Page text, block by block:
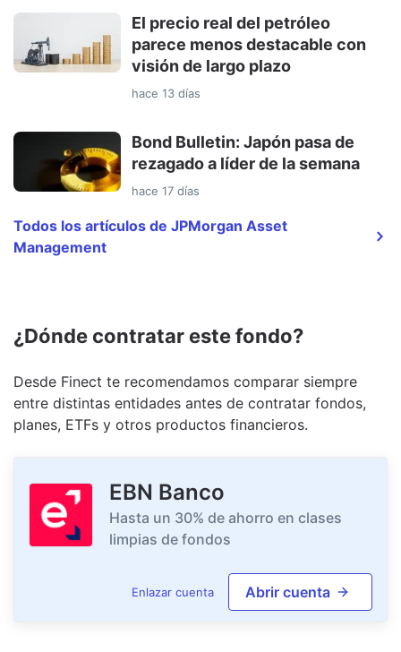
El precio real del petróleo
parece menos destacable con
visión de largo plazo
hace 13 días
Bond Bulletin: Japón pasa de
rezagado a líder de la semana
hace 17 días
Todos los artículos de JPMorgan Asset
Management
¿Dónde contratar este fondo?
Desde Finect te recomendamos comparar siempre
entre distintas entidades antes de contratar fondos,
planes, ETFs y otros productos financieros.
EBN Banco
Hasta un 30% de ahorro en clases
limpias de fondos
Enlazar cuenta Abrir cuenta